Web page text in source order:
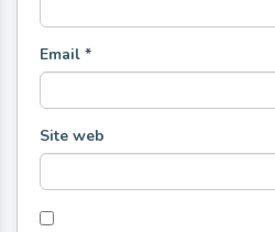
Email *
Site web